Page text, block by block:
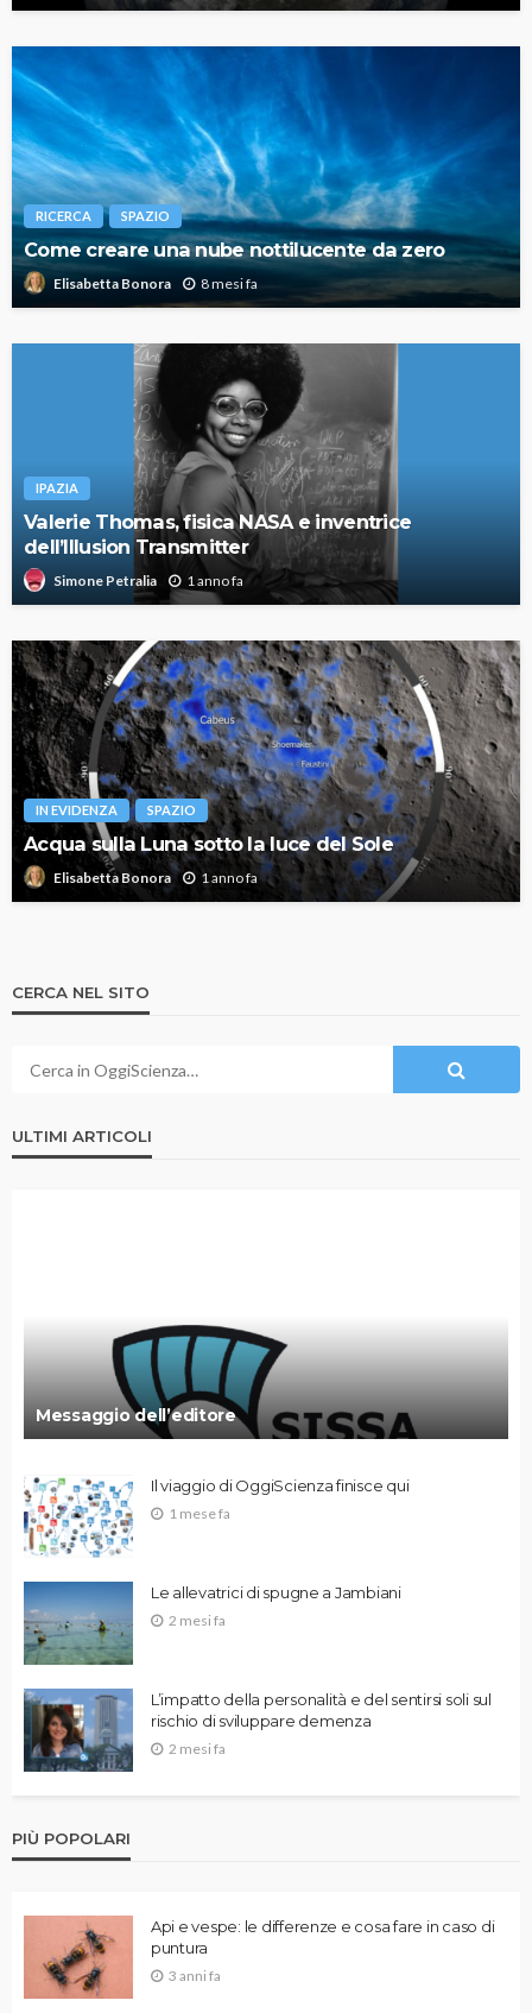
RICERCA SPAZIO
Come creare una nube nottilucente da zero
Elisabetta Bonora 8 mesi fa
IPAZIA
Valerie Thomas, fisica NASA e inventrice
dell’Illusion Transmitter
Simone Petralia 1 anno fa
IN EVIDENZA SPAZIO
Acqua sulla Luna sotto la luce del Sole
Elisabetta Bonora 1 anno fa
CERCA NEL SITO
ULTIMI ARTICOLI
Messaggio dell’editore
Il viaggio di OggiScienza finisce qui
1 mese fa
Le allevatrici di spugne a Jambiani
2 mesi fa
L’impatto della personalità e del sentirsi soli sul
rischio di sviluppare demenza
2 mesi fa
PIÙ POPOLARI
Api e vespe: le differenze e cosa fare in caso di
puntura
3 anni fa